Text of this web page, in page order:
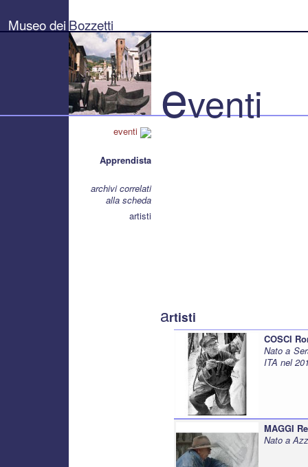
Bozzetti
"Pierluigi
Museo dei Bozzetti
eventi
Apprendista
archivi correlati
alla scheda
artisti
eventi
artisti
COSCI
Nato a
ITA nel
MAGGI
Nato a